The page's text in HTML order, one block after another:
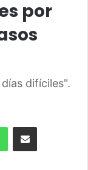
por
difíciles".
WhatsAppShare via Email